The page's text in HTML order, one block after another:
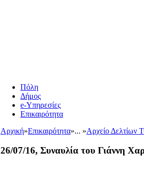
Πόλη
Δήμος
e-Υπηρεσίες
Επικαιρότητα
Αρχική»Επικαιρότητα»... »Αρχείο Δελτίων
26/07/16, Συναυλία του Γιάννη